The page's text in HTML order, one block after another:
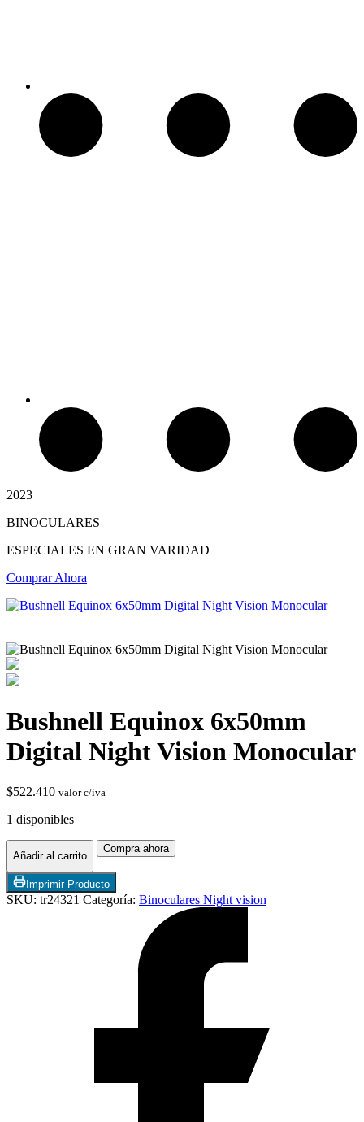
Chimeneas de Troncos
2023
BINOCULARES
ESPECIALES EN GRAN VARIDAD
Comprar Ahora
Bushnell Equinox 6x50mm
Digital Night Vision Monocular
$522.410 valor c/iva
1 disponibles
Añadir al carrito
Compra ahora
Imprimir Producto
SKU: tr24321 Categoría: Binoculares Night vision